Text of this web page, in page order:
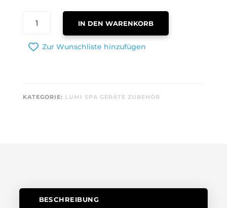
LUMISPA
SILIKONAUFSATZ
IN DEN WARENKORB
Zur Wunschliste hinzufügen
KATEGORIE: LUMI SPA GERÄTE ZUBEHÖR
BESCHREIBUNG